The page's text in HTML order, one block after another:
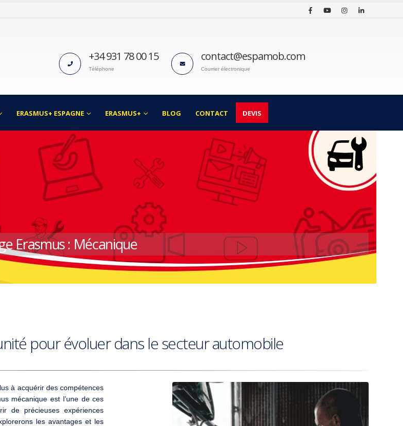
+34 931 78 00 15
Téléphone
contact@espamob.com
Courrier électronique
ERASMUS+ ESPAGNE ERASMUS+ BLOG CONTACT DEVIS
Erasmus : Mécanique
pour évoluer dans le secteur automobile
à acquérir des compétences
mécanique est l’une de ces
de précieuses expériences
les avantages et les